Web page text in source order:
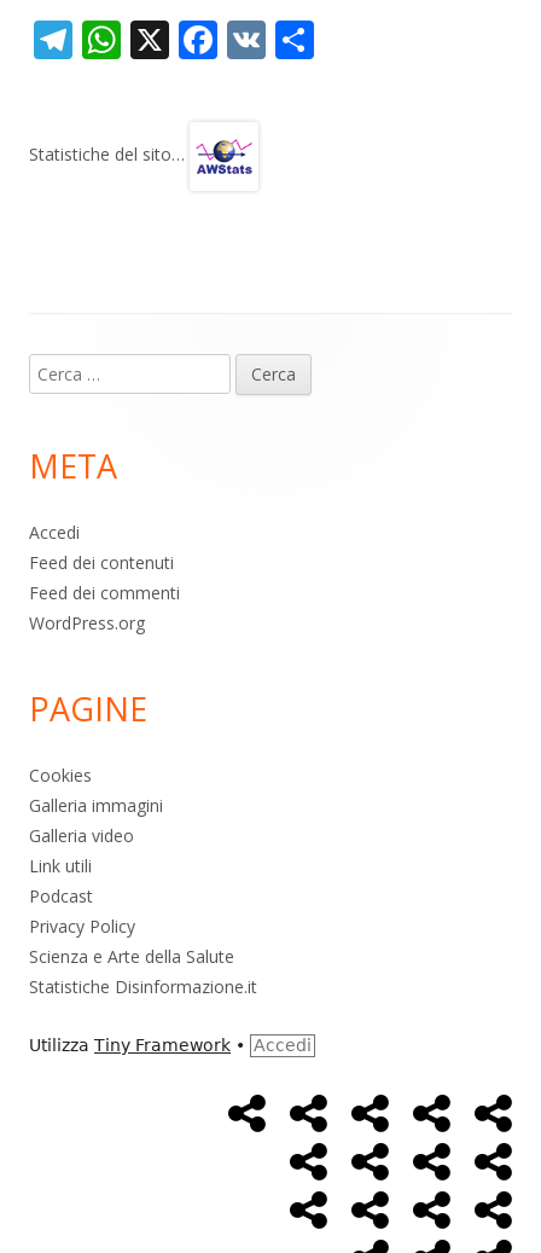
T
gr
W
s
X F
b
V
Statistiche del sito…
piè
pagina
Ricerca
per:
META
Accedi
Feed dei contenuti
Feed dei commenti
WordPress.org
PAGINE
Cookies
Galleria immagini
Galleria video
Link utili
Podcast
Privacy Policy
Scienza e Arte della Salute
Statistiche Disinformazione.it
Utilizza Tiny Framework • Accedi
MenùHome
Page
Alimentazione
AmbienteBambini
Cancro ControlloEconomia
FarmaciMassoneriaNWO
Salute Storia